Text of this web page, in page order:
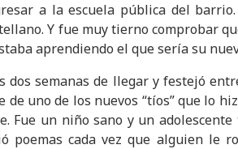
a la escuela pública del
Y fue muy tierno comprobar
aprendiendo el que sería su
dos semanas de llegar y festejó
de uno de los nuevos “tíos” que lo
Fue un niño sano y un
poemas cada vez que alguien le